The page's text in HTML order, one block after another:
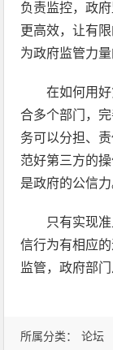
所属分类： 论坛
负责监控，政
更高效，让有
为政府监管力量
在如何用
合多个部门，
务可以分担、
范好第三方的
是政府的公信力
只有实现
信行为有相应
监管，政府部